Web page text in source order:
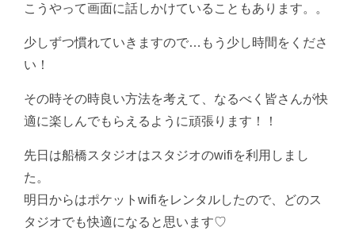
こうやって画面に話しかけていることもあります。。
少しずつ慣れていきますので…もう少し時間をくださ
い！
その時その時良い方法を考えて、なるべく皆さんが快
適に楽しんでもらえるように頑張ります！！
先日は船橋スタジオはスタジオのwifiを利用しまし
た。
明日からはポケットwifiをレンタルしたので、どのス
タジオでも快適になると思います♡